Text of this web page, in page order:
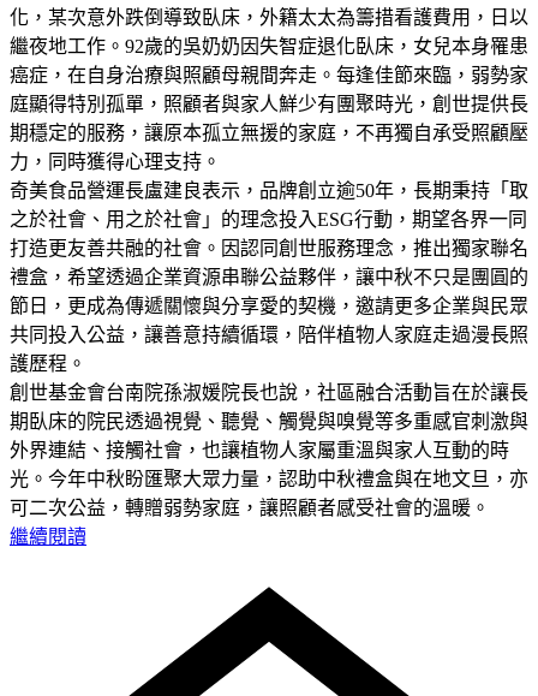
化，某次意外跌倒導致臥床，外籍太太為籌措看護費用，日以
繼夜地工作。92歲的吳奶奶因失智症退化臥床，女兒本身罹患
癌症，在自身治療與照顧母親間奔走。每逢佳節來臨，弱勢家
庭顯得特別孤單，照顧者與家人鮮少有團聚時光，創世提供長
期穩定的服務，讓原本孤立無援的家庭，不再獨自承受照顧壓
力，同時獲得心理支持。
奇美食品營運長盧建良表示，品牌創立逾50年，長期秉持「取
之於社會、用之於社會」的理念投入ESG行動，期望各界一同
打造更友善共融的社會。因認同創世服務理念，推出獨家聯名
禮盒，希望透過企業資源串聯公益夥伴，讓中秋不只是團圓的
節日，更成為傳遞關懷與分享愛的契機，邀請更多企業與民眾
共同投入公益，讓善意持續循環，陪伴植物人家庭走過漫長照
護歷程。
創世基金會台南院孫淑媛院長也說，社區融合活動旨在於讓長
期臥床的院民透過視覺、聽覺、觸覺與嗅覺等多重感官刺激與
外界連結、接觸社會，也讓植物人家屬重溫與家人互動的時
光。今年中秋盼匯聚大眾力量，認助中秋禮盒與在地文旦，亦
可二次公益，轉贈弱勢家庭，讓照顧者感受社會的溫暖。
繼續閱讀